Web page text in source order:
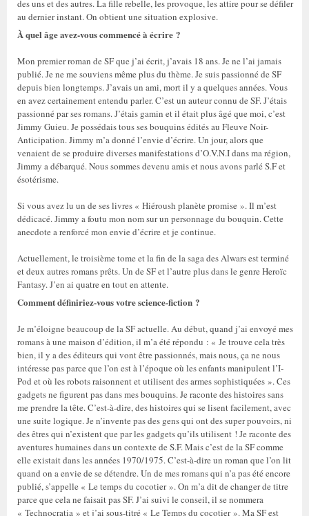
des uns et des autres. La fille rebelle, les provoque, les attire pour se défiler
au dernier instant. On obtient une situation explosive.
À quel âge avez-vous commencé à écrire ?
Mon premier roman de SF que j’ai écrit, j’avais 18 ans. Je ne l’ai jamais
publié. Je ne me souviens même plus du thème. Je suis passionné de SF
depuis bien longtemps. J’avais un ami, mort il y a quelques années. Vous
en avez certainement entendu parler. C’est un auteur connu de SF. J’étais
passionné par ses romans. J’étais gamin et il était plus âgé que moi, c’est
Jimmy Guieu. Je possédais tous ses bouquins édités au Fleuve Noir-
Anticipation. Jimmy m’a donné l’envie d’écrire. Un jour, alors que
venaient de se produire diverses manifestations d’O.V.N.I dans ma région,
Jimmy a débarqué. Nous sommes devenu amis et nous avons parlé S.F et
ésotérisme.
Si vous avez lu un de ses livres « Hiéroush planète promise ». Il m’est
dédicacé. Jimmy a foutu mon nom sur un personnage du bouquin. Cette
anecdote a renforcé mon envie d’écrire et je continue.
Actuellement, le troisième tome et la fin de la saga des Alwars est terminé
et deux autres romans prêts. Un de SF et l’autre plus dans le genre Heroïc
Fantasy. J’en ai quatre en tout en attente.
Comment définiriez-vous votre science-fiction ?
Je m’éloigne beaucoup de la SF actuelle. Au début, quand j’ai envoyé mes
romans à une maison d’édition, il m’a été répondu : « Je trouve cela très
bien, il y a des éditeurs qui vont être passionnés, mais nous, ça ne nous
intéresse pas parce que l’on est à l’époque où les enfants manipulent l’I-
Pod et où les robots raisonnent et utilisent des armes sophistiquées ». Ces
gadgets ne figurent pas dans mes bouquins. Je raconte des histoires sans
me prendre la tête. C’est-à-dire, des histoires qui se lisent facilement, avec
une suite logique. Je n’invente pas des gens qui ont des super pouvoirs, ni
des êtres qui n’existent que par les gadgets qu’ils utilisent ! Je raconte des
aventures humaines dans un contexte de S.F. Mais c’est de la SF comme
elle existait dans les années 1970/1975. C’est-à-dire un roman que l’on lit
quand on a envie de se détendre. Un de mes romans qui n’a pas été encore
publié, s’appelle « Le temps du cocotier ». On m’a dit de changer de titre
parce que cela ne faisait pas SF. J’ai suivi le conseil, il se nommera
« Technocratia » et j’ai sous-titré « Le Temps du cocotier ». Ma SF est